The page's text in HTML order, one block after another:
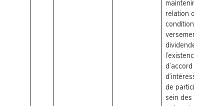
maintenir une
relation de
conditionnalité au
versement de
dividende par
l’existence
d’accord
d’intéressement et
de participation au
sein des